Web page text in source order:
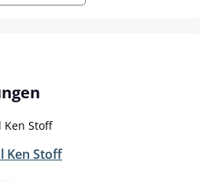
Ken Stoff